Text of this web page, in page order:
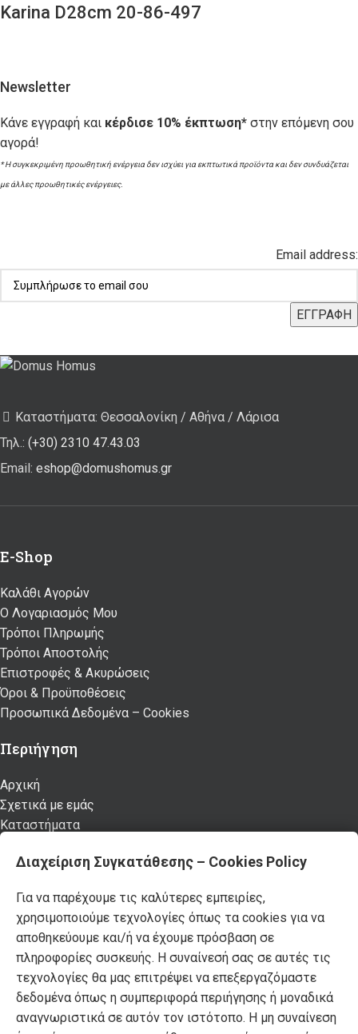
Karina D28cm 20-86-497
Newsletter
Κάνε εγγραφή και κέρδισε 10% έκπτωση* στην επόμενη σου
αγορά!
* Η συγκεκριμένη προωθητική ενέργεια δεν ισχύει για εκπτωτικά προϊόντα και δεν συνδυάζεται
με άλλες προωθητικές ενέργειες.
Email address:
Καταστήματα: Θεσσαλονίκη / Αθήνα / Λάρισα
Τηλ.: (+30) 2310 47.43.03
Email: eshop@domushomus.gr
E-Shop
Καλάθι Αγορών
Ο Λογαριασμός Μου
Τρόποι Πληρωμής
Τρόποι Αποστολής
Επιστροφές & Ακυρώσεις
Όροι & Προϋποθέσεις
Προσωπικά Δεδομένα – Cookies
Περιήγηση
Αρχική
Σχετικά με εμάς
Καταστήματα
Κατάλογος επίπλων MSA
Επικοινωνία
Πρόσφατα Άρθρα
Τελικές χειμερινές εκπτώσεις -50% σε όλα τα
προϊόντα!
Διαχείριση Συγκατάθεσης – Cookies Policy
Για να παρέχουμε τις καλύτερες εμπειρίες,
χρησιμοποιούμε τεχνολογίες όπως τα cookies για να
αποθηκεύουμε και/ή να έχουμε πρόσβαση σε
πληροφορίες συσκευής. Η συναίνεσή σας σε αυτές τις
τεχνολογίες θα μας επιτρέψει να επεξεργαζόμαστε
δεδομένα όπως η συμπεριφορά περιήγησης ή μοναδικά
αναγνωριστικά σε αυτόν τον ιστότοπο. Η μη συναίνεση